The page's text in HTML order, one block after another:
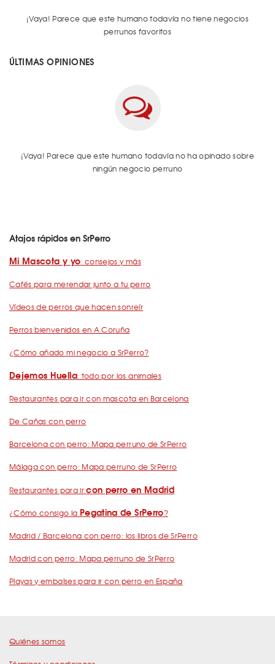
¡Vaya! Parece que este humano todavía no tiene negocios
perrunos favoritos
ÚLTIMAS OPINIONES
¡Vaya! Parece que este humano todavía no ha opinado sobre
ningún negocio perruno
Atajos rápidos en SrPerro
Mi Mascota y yo: consejos y más
Cafés para merendar junto a tu perro
Vídeos de perros que hacen sonreír
Perros bienvenidos en A Coruña
¿Cómo añado mi negocio a SrPerro?
Dejemos Huella: todo por los animales
Restaurantes para ir con mascota en Barcelona
De Cañas con perro
Barcelona con perro: Mapa perruno de SrPerro
Málaga con perro: Mapa perruno de SrPerro
Restaurantes para ircon perro en Madrid
¿Cómo consigo la Pegatina de SrPerro?
Madrid / Barcelona con perro: los libros de SrPerro
Madrid con perro: Mapa perruno de SrPerro
Playas y embalses para ir con perro en España
Quiénes somos